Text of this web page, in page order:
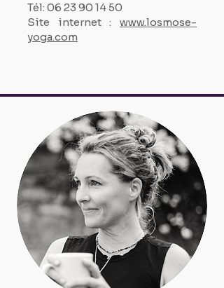
Tél: 06 23 90 14 50
Site internet : www.losmose-
yoga.com